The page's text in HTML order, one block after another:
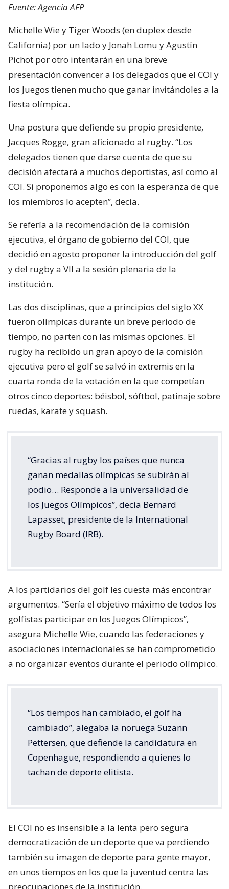
Fuente: Agencia AFP
Michelle Wie y Tiger Woods (en duplex desde
California) por un lado y Jonah Lomu y Agustín
Pichot por otro intentarán en una breve
presentación convencer a los delegados que el COI y
los Juegos tienen mucho que ganar invitándoles a la
fiesta olímpica.
Una postura que defiende su propio presidente,
Jacques Rogge, gran aficionado al rugby. “Los
delegados tienen que darse cuenta de que su
decisión afectará a muchos deportistas, así como al
COI. Si proponemos algo es con la esperanza de que
los miembros lo acepten”, decía.
Se refería a la recomendación de la comisión
ejecutiva, el órgano de gobierno del COI, que
decidió en agosto proponer la introducción del golf
y del rugby a VII a la sesión plenaria de la
institución.
Las dos disciplinas, que a principios del siglo XX
fueron olímpicas durante un breve periodo de
tiempo, no parten con las mismas opciones. El
rugby ha recibido un gran apoyo de la comisión
ejecutiva pero el golf se salvó in extremis en la
cuarta ronda de la votación en la que competían
otros cinco deportes: béisbol, sóftbol, patinaje sobre
ruedas, karate y squash.
“Gracias al rugby los países que nunca
ganan medallas olímpicas se subirán al
podio… Responde a la universalidad de
los Juegos Olímpicos”, decía Bernard
Lapasset, presidente de la International
Rugby Board (IRB).
A los partidarios del golf les cuesta más encontrar
argumentos. “Sería el objetivo máximo de todos los
golfistas participar en los Juegos Olímpicos”,
asegura Michelle Wie, cuando las federaciones y
asociaciones internacionales se han comprometido
a no organizar eventos durante el periodo olímpico.
“Los tiempos han cambiado, el golf ha
cambiado”, alegaba la noruega Suzann
Pettersen, que defiende la candidatura en
Copenhague, respondiendo a quienes lo
tachan de deporte elitista.
El COI no es insensible a la lenta pero segura
democratización de un deporte que va perdiendo
también su imagen de deporte para gente mayor,
en unos tiempos en los que la juventud centra las
preocupaciones de la institución.